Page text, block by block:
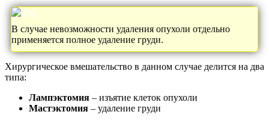
В случае невозможности удаления опухоли отдельно
применяется полное удаление груди.
Хирургическое вмешательство в данном случае делится на два
типа:
Лампэктомия – изъятие клеток опухоли
Мастэктомия – удаление груди